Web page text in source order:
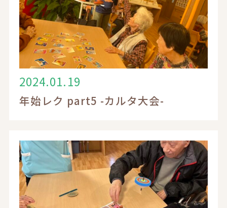
2024.01.19
年始レク part5 -カルタ大会-
電話でのお問い合わせ
0120-17-6548
お問い合わせフォーム
入居相談・見学についてはこちら